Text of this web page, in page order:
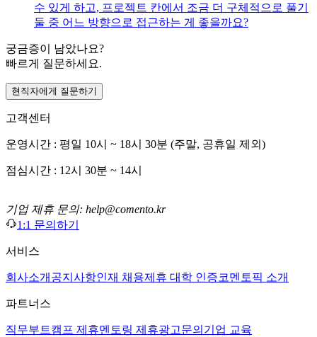
수 있게 하고, 프로젝트 칸에서 조금 더 구체적으로 풀기
둘 중 어느 방향으로 접근하는 게 좋을까요?
궁금증이 남았나요?
빠르게 질문하세요.
현직자에게 질문하기
고객센터
운영시간 : 평일 10시 ~ 18시 30분 (주말, 공휴일 제외)
점심시간 : 12시 30분 ~ 14시
기업 제휴 문의: help@comento.kr
1:1 문의하기
서비스
회사소개 공지사항인재 채용제휴 대학 인증코멘토픽 소개
파트너스
직무부트캠프 제휴멘토링 제휴광고문의 기업 교육